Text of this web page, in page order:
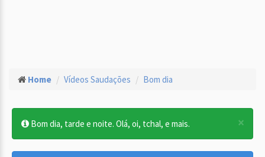
Home Vídeos Saudações Bom dia
×
Bom dia, tarde e noite. Olá, oi, tchal, e mais.